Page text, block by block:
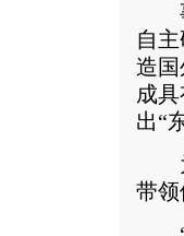
事
自
造
成
出“
为
带领